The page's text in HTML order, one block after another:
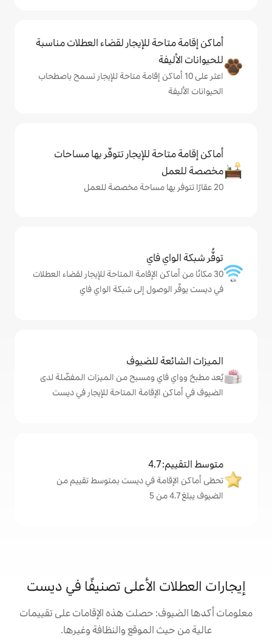
للإيجار لقضاء العطلات مناسبة
10 أماكن إقامة متاحة للإيجار تسمح باصطحاب
للإيجار تتوفّر بها مساحات
الإقامة المتاحة للإيجار لقضاء العطلات
إلى شبكة الواي فاي
ومسبح من الميزات المفضّلة لدى
المتاحة للإيجار في ديست
في ديست بمتوسط تقييم من
الأعلى تصنيفًا في ديست
حصلت هذه الإقامات على تقييمات
الموقع والنظافة وغيرها.